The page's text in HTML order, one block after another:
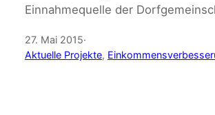
Einnahmequelle der
27. Mai 2015·
Aktuelle Projekte,